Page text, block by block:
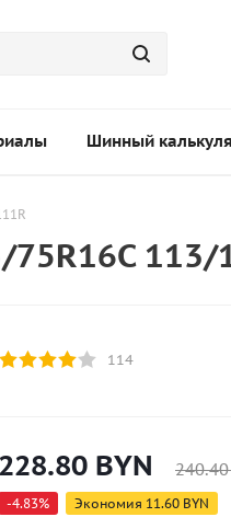
Шинный
113/
114
228.80 BYN 240.40
-4.83% Экономия 11.60 BYN